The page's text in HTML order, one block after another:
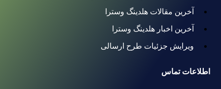
آخرین مقالات هلدینگ وسترا
آخرین اخبار هلدینگ وسترا
ویرایش جزئیات طرح ارسالی
اطلاعات تماس